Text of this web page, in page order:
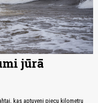
jūrā
kas aptuveni piecu kilometru